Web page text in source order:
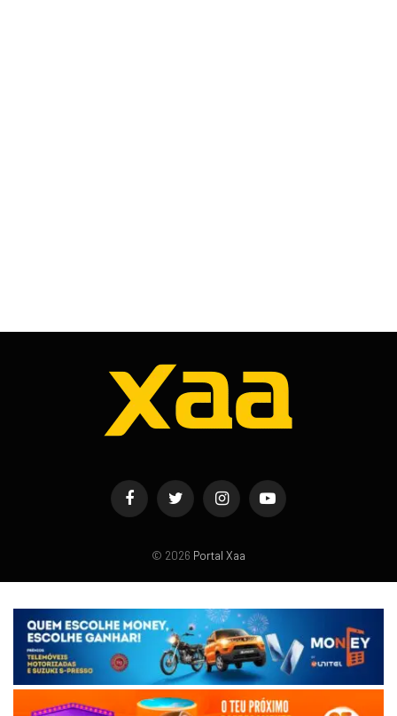
FacebookTwitter InstagramYouTube
© 2026 Portal Xaa